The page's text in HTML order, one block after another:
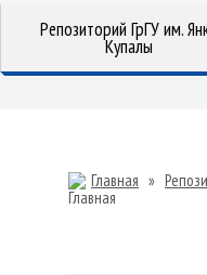
Репозиторий ГрГУ им.
Купалы
Главная »